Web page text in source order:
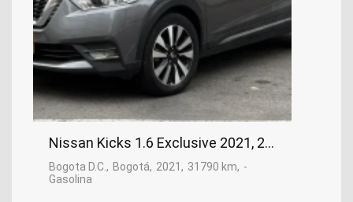
Nissan Kicks 1.6 Exclusive 2021, 2021
Bogota D.C. Bogotá 2021 31790 km
-
Gasolina